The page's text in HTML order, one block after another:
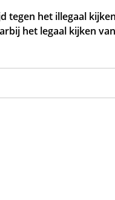
tegen het illegaal
het legaal kijken